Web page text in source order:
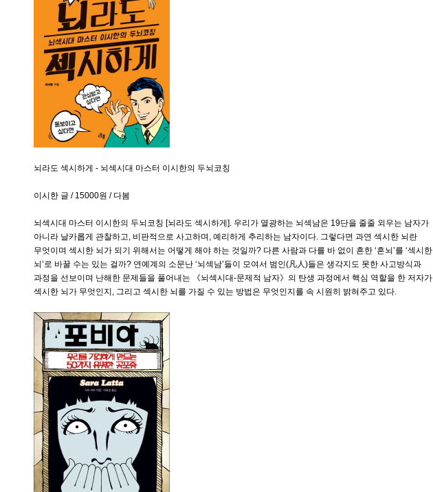
뇌라도 섹시하게 - 뇌섹시대 마스터 이시한의 두뇌코칭
이시한 글 / 15000원 / 다봄
뇌섹시대 마스터 이시한의 두뇌코칭 [뇌라도 섹시하게]. 우리가 열광하는 뇌섹남은 19단을 줄줄 외우는 남자가
아니라 날카롭게 관찰하고, 비판적으로 사고하며, 예리하게 추리하는 남자이다. 그렇다면 과연 섹시한 뇌란
무엇이며 섹시한 뇌가 되기 위해서는 어떻게 해야 하는 것일까? 다른 사람과 다를 바 없이 흔한 ‘흔뇌’를 ‘섹시한
뇌’로 바꿀 수는 있는 걸까? 연예계의 소문난 ‘뇌섹남’들이 모여서 범인(凡人)들은 생각지도 못한 사고방식과
과정을 선보이며 난해한 문제들을 풀어내는 《뇌섹시대-문제적 남자》의 탄생 과정에서 핵심 역할을 한 저자가
섹시한 뇌가 무엇인지, 그리고 섹시한 뇌를 가질 수 있는 방법은 무엇인지를 속 시원히 밝혀주고 있다.